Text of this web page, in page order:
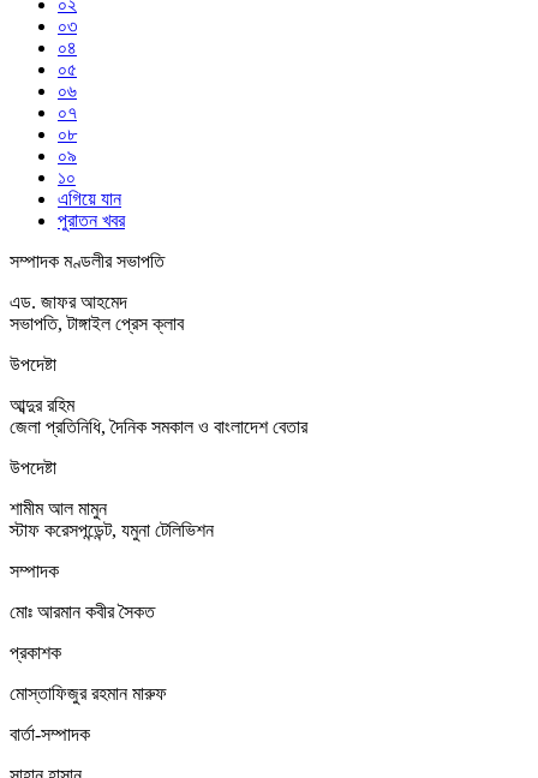
০৩
০৪
০৫
০৬
০৭
০৮
০৯
১০
এগিয়ে যান
পুরাতন খবর
সম্পাদক মণ্ডলীর সভাপতি
এড. জাফর আহমেদ
সভাপতি, টাঙ্গাইল প্রেস ক্লাব
উপদেষ্টা
আব্দুর রহিম
জেলা প্রতিনিধি, দৈনিক সমকাল ও বাংলাদেশ বেতার
উপদেষ্টা
শামীম আল মামুন
স্টাফ করেসপন্ডেন্ট, যমুনা টেলিভিশন
সম্পাদক
মোঃ আরমান কবীর সৈকত
প্রকাশক
মোস্তাফিজুর রহমান মারুফ
বার্তা-সম্পাদক